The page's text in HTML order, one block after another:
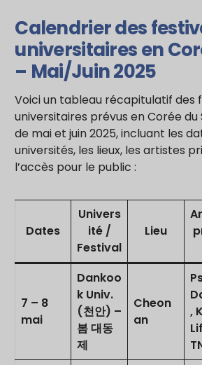
Calendrier des
universitaires en
– Mai/Juin 2025
Voici un tableau récapitulatif des
universitaires prévus en Corée du
de mai et juin 2025, incluant les
universités, les lieux, les artistes
l’accès pour le public :
Dates
Univers
ité /
Festival
Lieu
7 – 8
mai
Dankoo
k Univ.
(천안) –
봄 대동
제
Cheon
an
,